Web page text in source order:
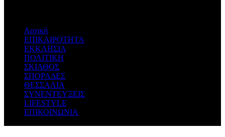
Αρχική
ΕΠΙΚΑΙΡΟΤΗΤΑ
ΕΚΚΛΗΣΙΑ
ΠΟΛΙΤΙΚΗ
ΣΚΙΑΘΟΣ
ΣΠΟΡΑΔΕΣ
ΘΕΣΣΑΛΙΑ
ΣΥΝΕΝΤΕΥΞΕΙΣ
LIFESTYLE
ΕΠΙΚΟΙΝΩΝΙΑ